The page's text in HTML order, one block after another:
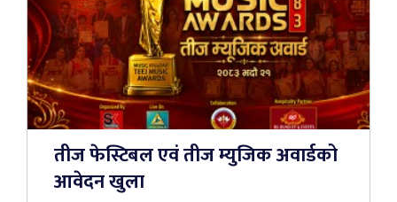
तीज फेस्टिबल एवं तीज म्युजिक अवार्डको
आवेदन खुला